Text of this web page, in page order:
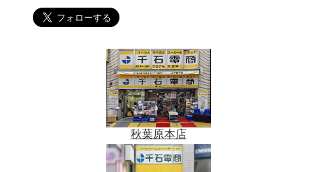
秋葉原本店